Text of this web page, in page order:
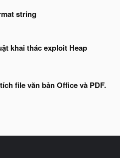
string
khai thác exploit Heap
file văn bản Office và PDF.